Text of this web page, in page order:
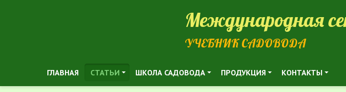
Международная
УЧЕБНИК САДОВОДА
ГЛАВНАЯ СТАТЬИ ШКОЛА САДОВОДА ПРОДУКЦИЯ КОНТАКТЫ